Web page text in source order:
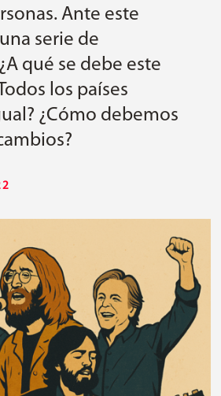
Ante este
serie de
qué se debe este
los países
¿Cómo debemos